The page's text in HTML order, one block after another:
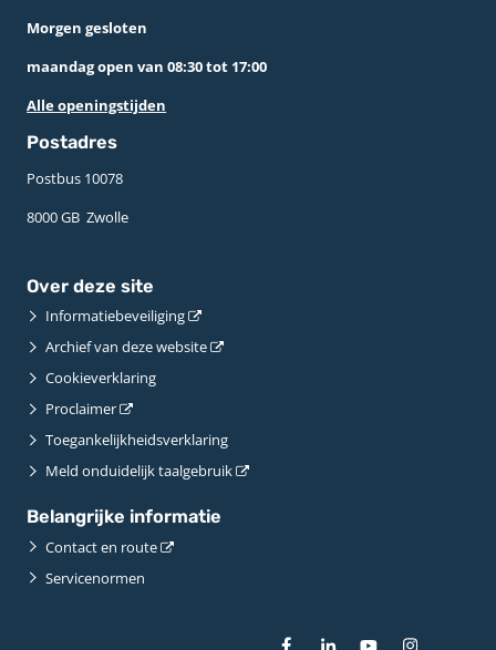
Morgen gesloten
maandag open van 08:30 tot 17:00
Alle openingstijden
Postadres
Postbus 10078 ­
8000 GB ­ Zwolle
Over deze site
Informatiebeveiliging
Archief van deze website
Cookieverklaring
Proclaimer
Toegankelijkheidsverklaring
Meld onduidelijk taalgebruik
Belangrijke informatie
Contact en route
Servicenormen